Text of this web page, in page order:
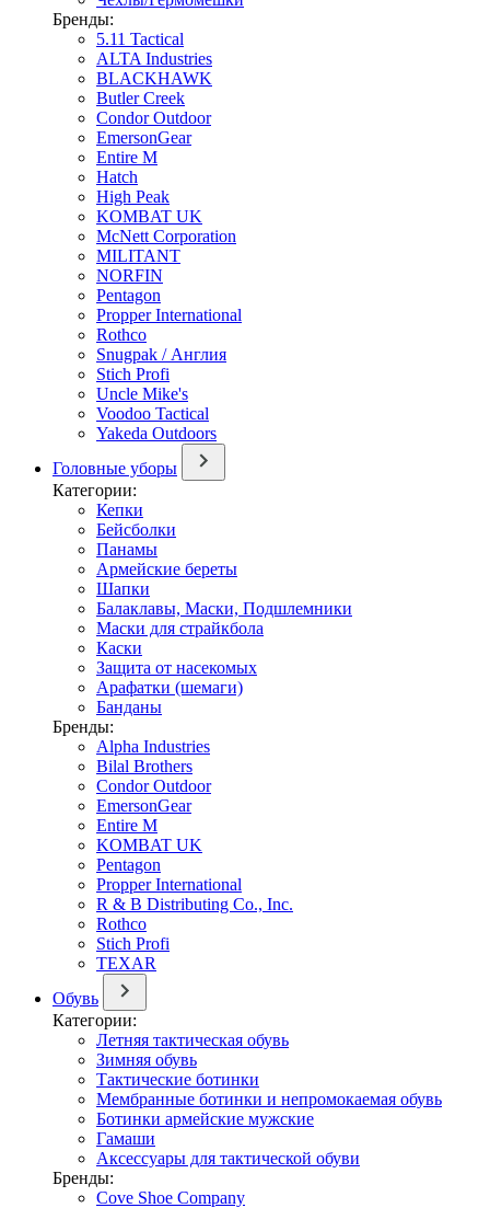
Бренды:
5.11 Tactical
ALTA Industries
BLACKHAWK
Butler Creek
Condor Outdoor
EmersonGear
Entire M
Hatch
High Peak
KOMBAT UK
McNett Corporation
MILITANT
NORFIN
Pentagon
Propper International
Rothco
Snugpak / Англия
Stich Profi
Uncle Mike's
Voodoo Tactical
Yakeda Outdoors
Головные уборы
Категории:
Кепки
Бейсболки
Панамы
Армейские береты
Шапки
Балаклавы, Маски, Подшлемники
Маски для страйкбола
Каски
Защита от насекомых
Арафатки (шемаги)
Банданы
Бренды:
Alpha Industries
Bilal Brothers
Condor Outdoor
EmersonGear
Entire M
KOMBAT UK
Pentagon
Propper International
R & B Distributing Co., Inc.
Rothco
Stich Profi
TEXAR
Обувь
Категории:
Летняя тактическая обувь
Зимняя обувь
Тактические ботинки
Мембранные ботинки и непромокаемая обувь
Ботинки армейские мужские
Гамаши
Аксессуары для тактической обуви
Бренды:
Cove Shoe Company